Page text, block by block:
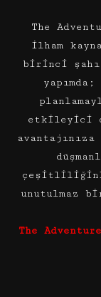
The
ilham
birinci
etkileyici
unutulmaz
The